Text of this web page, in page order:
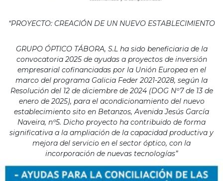
“PROYECTO: CREACIÓN DE UN NUEVO ESTABLECIMIENTO
GRUPO ÓPTICO TÁBORA, S.L ha sido beneficiaria de la
convocatoria 2025 de ayudas a proyectos de inversión
empresarial cofinanciadas por la Unión Europea en el
marco del programa Galicia Feder 2021-2028, según la
Resolución del 12 de diciembre de 2024 (DOG Nº7 de 13 de
enero de 2025), para el acondicionamiento del nuevo
establecimiento sito en Betanzos, Avenida Jesús García
Naveira, nº5. Dicho proyecto ha contribuido de forma
significativa a la ampliación de la capacidad productiva y
mejora del servicio en el sector óptico, con la
incorporación de nuevas tecnologías”